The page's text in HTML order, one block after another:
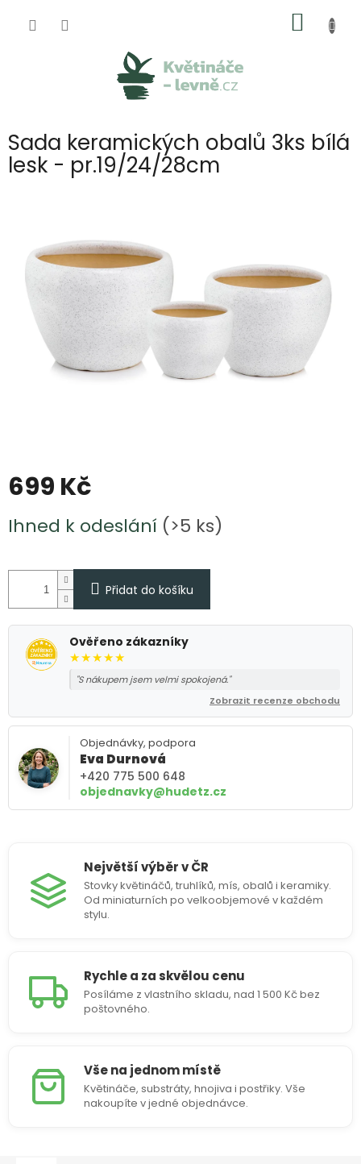
KOŠÍK
Sada keramických obalů 3ks bílá
lesk - pr.19/24/28cm
699 Kč
cena:
Ihned k odeslání (>5 ks)
Přidat do košíku
Ověřeno zákazníky
★★★★★
"S nákupem jsem velmi spokojená."
Zobrazit recenze obchodu
Objednávky, podpora
Eva Durnová
+420 775 500 648
objednavky@hudetz.cz
Největší výběr v ČR
Stovky květináčů, truhlíků, mís, obalů i keramiky.
Od miniaturních po velkoobjemové v každém
stylu.
Rychle a za skvělou cenu
Posíláme z vlastního skladu, nad 1 500 Kč bez
poštovného.
Vše na jednom místě
Květináče, substráty, hnojiva i postřiky. Vše
nakoupíte v jedné objednávce.